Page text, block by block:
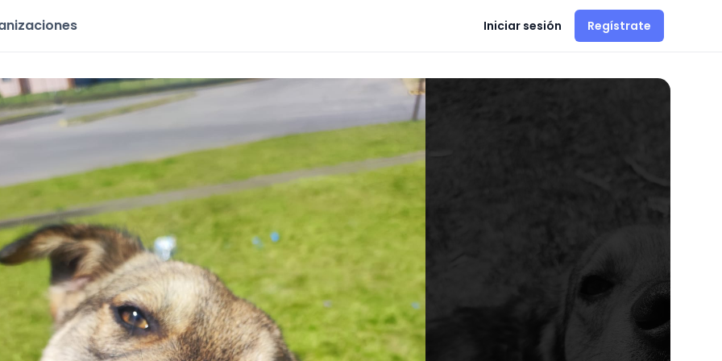
Iniciar sesión Regístrate